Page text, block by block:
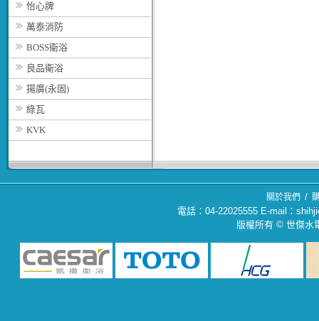
怡心牌
萬泰消防
BOSS衛浴
良品衛浴
揚廣(永固)
綠瓦
KVK
關於我們 /
電話：04-22025555 E-mail：
版權所有 © 世傑水